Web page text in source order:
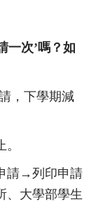
一次’嗎？如
，下學期減
。
請→列印申請
大學部學生